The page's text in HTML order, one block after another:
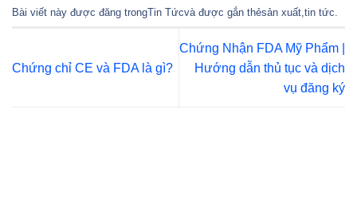
Bài viết này được đăng trongTin Tứcvà được gắn thẻsản xuất tin tức
Chứng chỉ CE và FDA là gì?
Chứng Nhận FDA Mỹ Phẩm |
Hướng dẫn thủ tục và dịch
vụ đăng ký